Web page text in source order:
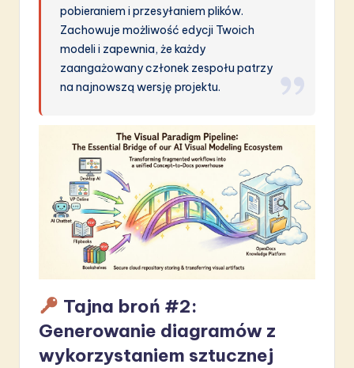
pobieraniem i przesyłaniem plików.
Zachowuje możliwość edycji Twoich
modeli i zapewnia, że każdy
zaangażowany członek zespołu patrzy
na najnowszą wersję projektu.
Tajna broń #2:
Generowanie diagramów z
wykorzystaniem sztucznej